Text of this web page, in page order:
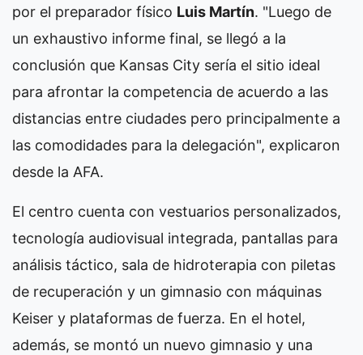
por el preparador físico Luis Martín. "Luego de
un exhaustivo informe final, se llegó a la
conclusión que Kansas City sería el sitio ideal
para afrontar la competencia de acuerdo a las
distancias entre ciudades pero principalmente a
las comodidades para la delegación", explicaron
desde la AFA.
El centro cuenta con vestuarios personalizados,
tecnología audiovisual integrada, pantallas para
análisis táctico, sala de hidroterapia con piletas
de recuperación y un gimnasio con máquinas
Keiser y plataformas de fuerza. En el hotel,
además, se montó un nuevo gimnasio y una